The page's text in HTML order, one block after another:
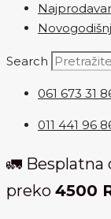
Search
061 673 31
011 441 96
🚛 Besplatna
preko 4500